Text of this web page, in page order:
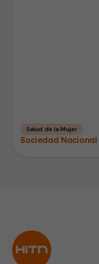
Salud de la Mujer
Sociedad Nacional